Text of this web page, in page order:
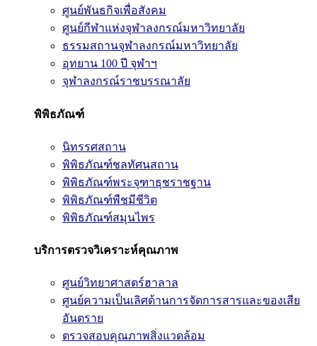
ศูนย์พันธกิจเพื่อสังคม
ศูนย์กีฬาแห่งจุฬาลงกรณ์มหาวิทยาลัย
ธรรมสถานจุฬาลงกรณ์มหาวิทยาลัย
อุทยาน 100 ปี จุฬาฯ
จุฬาลงกรณ์ราชบรรณาลัย
พิพิธภัณฑ์
นิทรรศสถาน
พิพิธภัณฑ์ชลทัศนสถาน
พิพิธภัณฑ์พระจุฑาธุชราชฐาน
พิพิธภัณฑ์พืชมีชีวิต
พิพิธภัณฑ์สมุนไพร
บริการตรวจวิเคราะห์คุณภาพ
ศูนย์วิทยาศาสตร์ฮาลาล
ศูนย์ความเป็นเลิศด้านการจัดการสารและของเสีย
อันตราย
ตรวจสอบคุณภาพสิ่งแวดล้อม